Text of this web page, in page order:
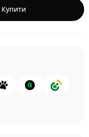
Купити